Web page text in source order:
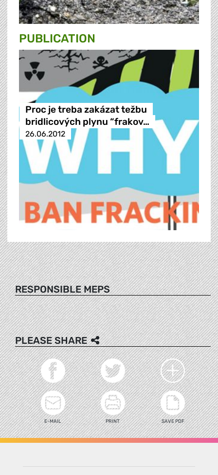
PUBLICATION
Proc je treba zakázat težbu
bridlicových plynu “frakov…
26.06.2012
RESPONSIBLE MEPS
PLEASE SHARE
E-MAIL PRINT SAVE PDF